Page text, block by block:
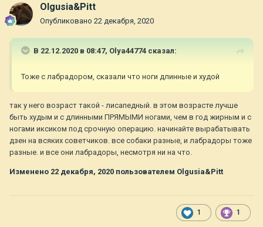
Olgusia&Pitt
Опубликовано 22 декабря, 2020
В 22.12.2020 в 08:47, Olya44774 сказал:
Тоже с лабрадором, сказали что ноги длинные и худой
так у него возраст такой - лисапедный. в этом возрасте лучше
быть худым и с длинными ПРЯМЫМИ ногами, чем в год жирным и с
ногами иксиком под срочную операцию. начинайте вырабатывать
дзен на всяких советчиков. все собаки разные, и лабрадоры тоже
разные. и все они лабрадоры, несмотря ни на что.
Изменено 22 декабря, 2020 пользователем Olgusia&Pitt
1 1